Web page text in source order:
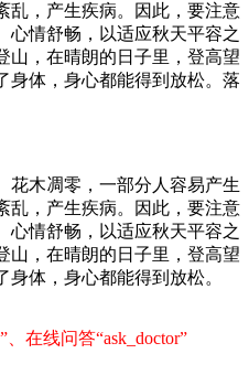
乱，产生疾病。因此，要注意
心情舒畅，以适应秋天平容之
山，在晴朗的日子里，登高望
身体，身心都能得到放松。落
花木凋零，一部分人容易产生
乱，产生疾病。因此，要注意
心情舒畅，以适应秋天平容之
山，在晴朗的日子里，登高望
体，身心都能得到放松。
在线问答“ask_doctor”